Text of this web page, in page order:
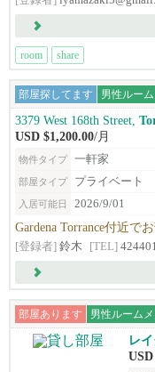
room share
部屋探してます 男性ルー
3379 West 168th Street,
USD $1,200.00/月
物件タイプ 一軒家
部屋タイプ プライベート
入居可能日 2026/9/01
Gardena Torrance付近で
[登録者] 鈴木 [TEL]
部屋あります 男性ルームメ
レ